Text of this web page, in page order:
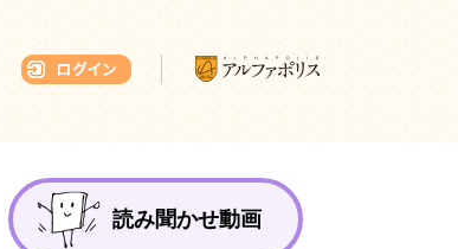
読み聞かせ動画